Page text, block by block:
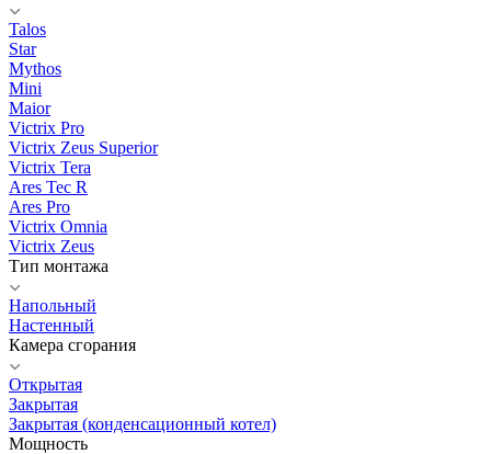
Talos
Star
Mythos
Mini
Maior
Victrix Pro
Victrix Zeus Superior
Victrix Tera
Ares Tec R
Ares Pro
Victrix Omnia
Victrix Zeus
Тип монтажа
Напольный
Настенный
Камера сгорания
Открытая
Закрытая
Закрытая (конденсационный котел)
Мощность